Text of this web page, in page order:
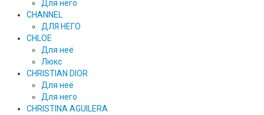
Для него
CHANNEL
ДЛЯ НЕГО
CHLOE
Для неё
Люкс
CHRISTIAN DIOR
Для неё
Для него
CHRISTINA AGUILERA